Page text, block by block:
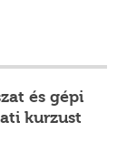
és gépi
kurzust